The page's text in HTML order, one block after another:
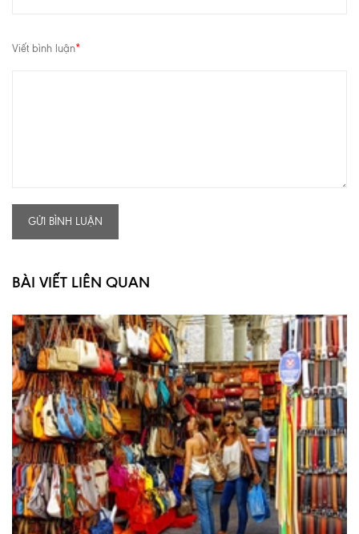
Viết bình luận*
GỬI BÌNH LUẬN
BÀI VIẾT LIÊN QUAN